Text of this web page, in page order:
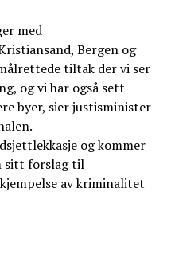
med
Bergen og
tiltak der vi ser
og vi har også sett
byer, sier justisminister
og kommer
sitt forslag til
av kriminalitet